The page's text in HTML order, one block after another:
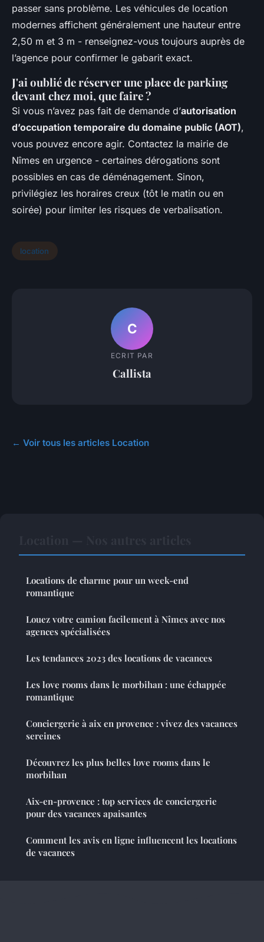
passer sans problème. Les véhicules de location
modernes affichent généralement une hauteur entre
2,50 m et 3 m - renseignez-vous toujours auprès de
l’agence pour confirmer le gabarit exact.
J'ai oublié de réserver une place de parking
devant chez moi, que faire ?
Si vous n’avez pas fait de demande d’autorisation
d’occupation temporaire du domaine public (AOT),
vous pouvez encore agir. Contactez la mairie de
Nîmes en urgence - certaines dérogations sont
possibles en cas de déménagement. Sinon,
privilégiez les horaires creux (tôt le matin ou en
soirée) pour limiter les risques de verbalisation.
location
C
ECRIT PAR
Callista
← Voir tous les articles Location
Locations de charme pour un week-end
romantique
Louez votre camion facilement à Nîmes avec nos
agences spécialisées
Les tendances 2023 des locations de vacances
Les love rooms dans le morbihan : une échappée
romantique
Conciergerie à aix en provence : vivez des vacances
sereines
Découvrez les plus belles love rooms dans le
morbihan
Aix-en-provence : top services de conciergerie
pour des vacances apaisantes
Comment les avis en ligne influencent les locations
de vacances